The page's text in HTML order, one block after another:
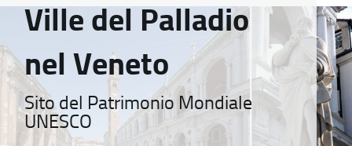
Ville del Palladio
nel Veneto
Sito del Patrimonio Mondiale
UNESCO